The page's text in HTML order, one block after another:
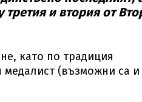
и втория от
като по традиция
(възможни са и